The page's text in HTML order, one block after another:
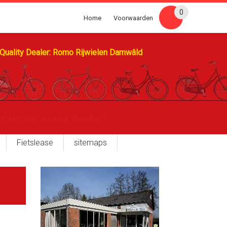
Quality Dealer: Romo Rijwielen Damwâld
Home Voorwaarden
0
Fietslease sitemaps